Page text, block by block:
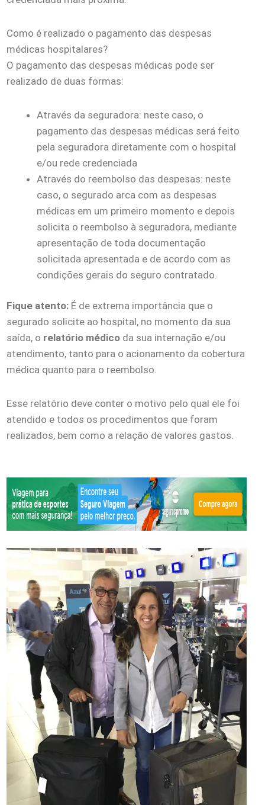
Como é realizado o pagamento das despesas
médicas hospitalares?
O pagamento das despesas médicas pode ser
realizado de duas formas:
Através da seguradora: neste caso, o
pagamento das despesas médicas será feito
pela seguradora diretamente com o hospital
e/ou rede credenciada
Através do reembolso das despesas: neste
caso, o segurado arca com as despesas
médicas em um primeiro momento e depois
solicita o reembolso à seguradora, mediante
apresentação de toda documentação
solicitada apresentada e de acordo com as
condições gerais do seguro contratado.
Fique atento: É de extrema importância que o
segurado solicite ao hospital, no momento da sua
saída, o relatório médico da sua internação e/ou
atendimento, tanto para o acionamento da cobertura
médica quanto para o reembolso.
Esse relatório deve conter o motivo pelo qual ele foi
atendido e todos os procedimentos que foram
realizados, bem como a relação de valores gastos.